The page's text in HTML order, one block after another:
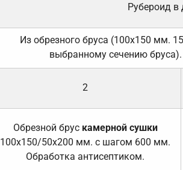
Рубероид в
Из обрезного бруса (100х150 мм.
выбранному сечению
2
Обрезной брус камерной сушки
100х150/50х200 мм. с шагом 600 мм.
Обработка антисептиком.